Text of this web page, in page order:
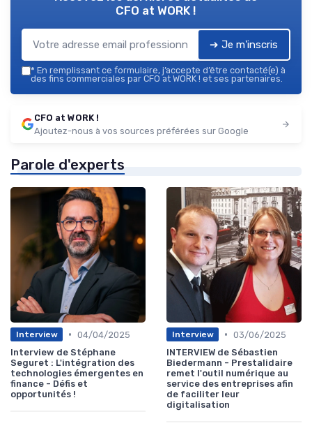
CFO at WORK !
➔ Je m'inscris
* En remplissant ce formulaire, j’accepte d’être contacté(e) à
des fins commerciales par CFO at WORK ! et ses partenaires.
CFO at WORK !
Ajoutez-nous à vos sources préférées sur Google
Parole d'experts
Interview • 04/04/2025
Interview de Stéphane
Seguret : L'intégration des
technologies émergentes en
finance - Défis et
opportunités !
Interview • 03/06/2025
INTERVIEW de Sébastien
Biedermann - Prestalidaire
remet l'outil numérique au
service des entreprises afin
de faciliter leur
digitalisation